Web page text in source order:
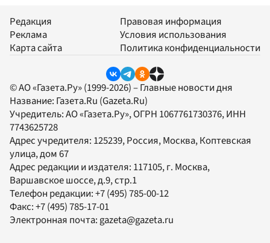
Редакция
Реклама
Карта сайта
Правовая информация
Условия использования
Политика конфиденциальности
© АО «Газета.Ру» (1999-2026) – Главные новости дня
Название: Газета.Ru (Gazeta.Ru)
Учредитель:АО «Газета.Ру», ОГРН 1067761730376, ИНН
7743625728
Адрес учредителя: 125239, Россия, Москва, Коптевская
улица, дом 67
Адрес редакции и издателя: 117105, г. Москва,
Варшавское шоссе, д.9, стр.1
Телефон редакции:+7 (495) 785-00-12
Факс:+7 (495) 785-17-01
Электронная почта: gazeta@gazeta.ru